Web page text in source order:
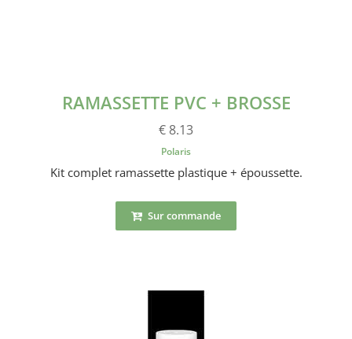
RAMASSETTE PVC + BROSSE
€ 8.13
Polaris
Kit complet ramassette plastique + époussette.
Sur commande